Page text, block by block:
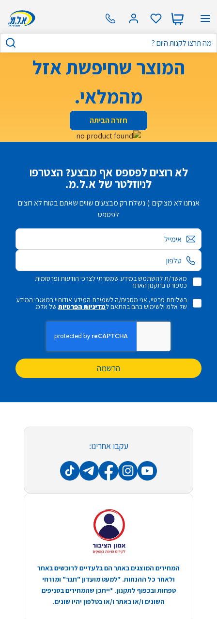
המוצר שחיפשת אזל
מהמלאי.
חזרה הביתה
לא רוצים לפספס אף מבצע? הצטרפו
לניוזלטר של א.ל.מ.
אנחנו לא מציקים :) נשלח רק מבצעים שווים שאתם בטוח לא רוצים
לפספס
אימייל
מאשר/ת להשתמש במידע שמסרתי לצרכי הודעות ופרסומות
כמפורט בתקנון האתר
בשליחת פרטיי, אני מסכים/ה לשמירת המידע אודותיי במאגרי המידע
של אלמ ולשימוש בהם בהתאם למדיניות הפרטיותשל אלמ.
הרשמה
עקבו אחרינו:
המחירים המוצגים באתר הם בלעדיים לרוכשים באתר
ולאחר כל ההנחות. *למעט מועדון "חבר" ומזרחי
טפחות ובכפוף לתקנון. *ייתכן שהמחירים בסניפים
השונים ו/או באתר ו/או בטלפון יהיו שונים.